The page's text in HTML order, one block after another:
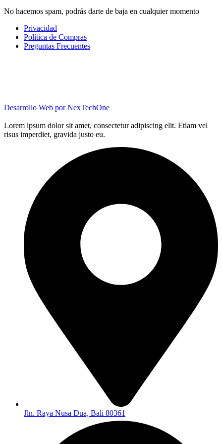
No hacemos spam, podrás darte de baja en cualquier momento
Privacidad
Política de Compras
Preguntas Frecuentes
Desarrollo Web porNexTechOne
Lorem ipsum dolor sit amet, consectetur adipiscing elit. Etiam vel
risus imperdiet, gravida justo eu.
Jln. Raya Nusa Dua, Bali 80361